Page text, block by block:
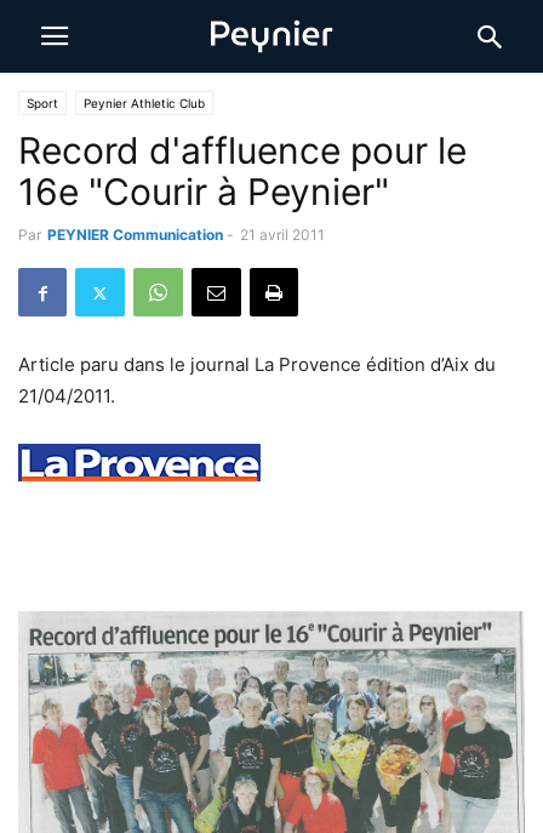
Sport Peynier Athletic Club
Record d'affluence pour le
16e "Courir à Peynier"
Par PEYNIER Communication - 21 avril 2011
Article paru dans le journal La Provence édition d’Aix du
21/04/2011.